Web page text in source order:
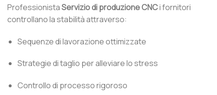
ProfessionistaServizio di produzione CNCi fornitori
controllano la stabilità attraverso:
Sequenze di lavorazione ottimizzate
Strategie di taglio per alleviare lo stress
Controllo di processo rigoroso